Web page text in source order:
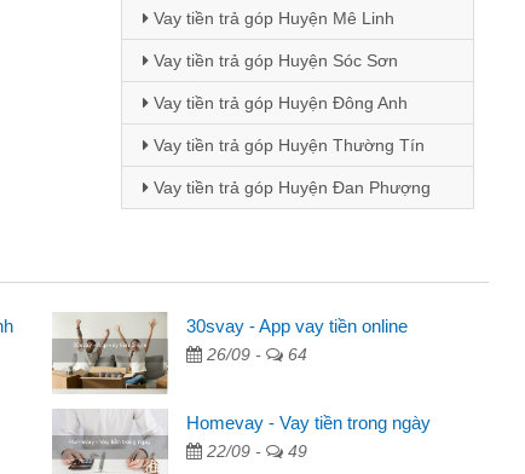
Vay tiền trả góp Huyện Mê Linh
Vay tiền trả góp Huyện Sóc Sơn
Vay tiền trả góp Huyện Đông Anh
Vay tiền trả góp Huyện Thường Tín
Vay tiền trả góp Huyện Đan Phượng
quảng cáo trên facebook. Tôi là
nhà, sinh nhật bạn bè, mà đọc
tôi quyết định vay
30svay - App vay tiền online
26/09 - 64
Homevay - Vay tiền trong ngày
22/09 - 49